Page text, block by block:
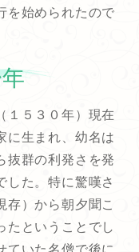
を始められたので
１５３０年）現在
に生まれ、幼名は
抜群の利発さを発
した。特に驚嘆さ
存）から朝夕聞こ
たということでし